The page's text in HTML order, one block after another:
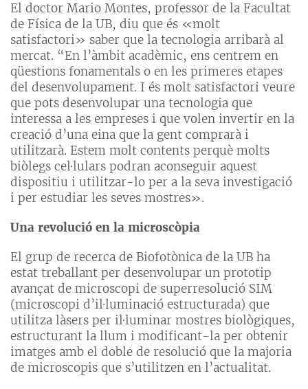
El doctor Mario Montes, professor de la Facultat
de Física de la UB, diu que és «molt
satisfactori» saber que la tecnologia arribarà al
mercat. “En l’àmbit acadèmic, ens centrem en
qüestions fonamentals o en les primeres etapes
del desenvolupament. I és molt satisfactori veure
que pots desenvolupar una tecnologia que
interessa a les empreses i que volen invertir en la
creació d’una eina que la gent comprarà i
utilitzarà. Estem molt contents perquè molts
biòlegs cel·lulars podran aconseguir aquest
dispositiu i utilitzar-lo per a la seva investigació
i per estudiar les seves mostres».
Una revolució en la microscòpia
El grup de recerca de Biofotònica de la UB ha
estat treballant per desenvolupar un prototip
avançat de microscopi de superresolució SIM
(microscopi d’il·luminació estructurada) que
utilitza làsers per il·luminar mostres biològiques,
estructurant la llum i modificant-la per obtenir
imatges amb el doble de resolució que la majoria
de microscopis que s’utilitzen en l’actualitat.